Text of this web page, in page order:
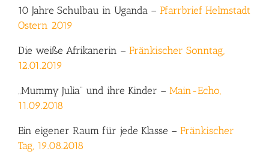
10 Jahre Schulbau in Uganda – Pfarrbrief Helmstadt
Ostern 2019
Die weiße Afrikanerin – Fränkischer Sonntag,
12.01.2019
„Mummy Julia“ und ihre Kinder – Main-Echo,
11.09.2018
Ein eigener Raum für jede Klasse – Fränkischer
Tag, 19.08.2018